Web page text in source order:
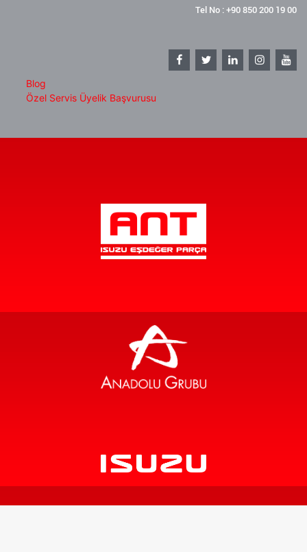
Tel No : +90 850 200 19 00
Blog
Özel Servis Üyelik Başvurusu